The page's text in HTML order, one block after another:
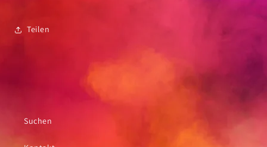
Teilen
Suchen